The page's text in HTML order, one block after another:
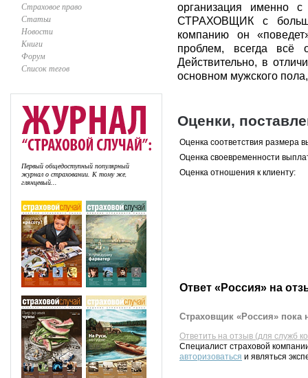
Страховое право
Статьи
Новости
Книги
Форум
Список тегов
Первый общедоступный популярный
журнал о страховании. К тому же,
глянцевый...
организация именно
СТРАХОВЩИК с
компанию он
проблем, всегда всё
Действительно, в
основном мужского
Оценки,
Оценка соответствия размера
Оценка своевременности
Оценка отношения к клиенту:
Ответ «Россия» на
Страховщик «Россия» пока
Ответить на отзыв (для служб
Специалист страховой
авторизоваться и являться